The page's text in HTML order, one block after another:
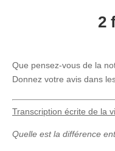
2
Que pensez-vous de la
Donnez votre avis dans
Transcription écrite de la
Quelle est la différence